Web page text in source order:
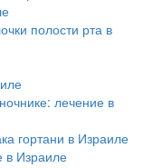
полости рта в
лечение в
гортани в Израиле
в Израиле